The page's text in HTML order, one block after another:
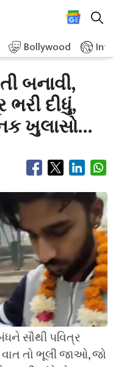
Bollywood
Then Filled Her Demand
બનાવી,
ભરી દીધું,
ખુલાસો…
સૌથી પવિત્ર
તો ભૂલી જાઓ, જો